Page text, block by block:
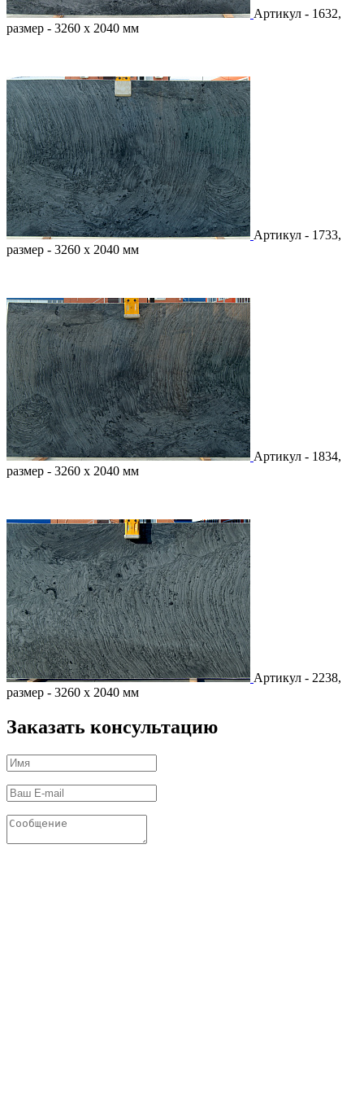
Артикул - 1632,
размер - 3260 х 2040 мм
Артикул - 1733,
размер - 3260 х 2040 мм
Артикул - 1834,
размер - 3260 х 2040 мм
Артикул - 2238,
размер - 3260 х 2040 мм
Заказать консультацию